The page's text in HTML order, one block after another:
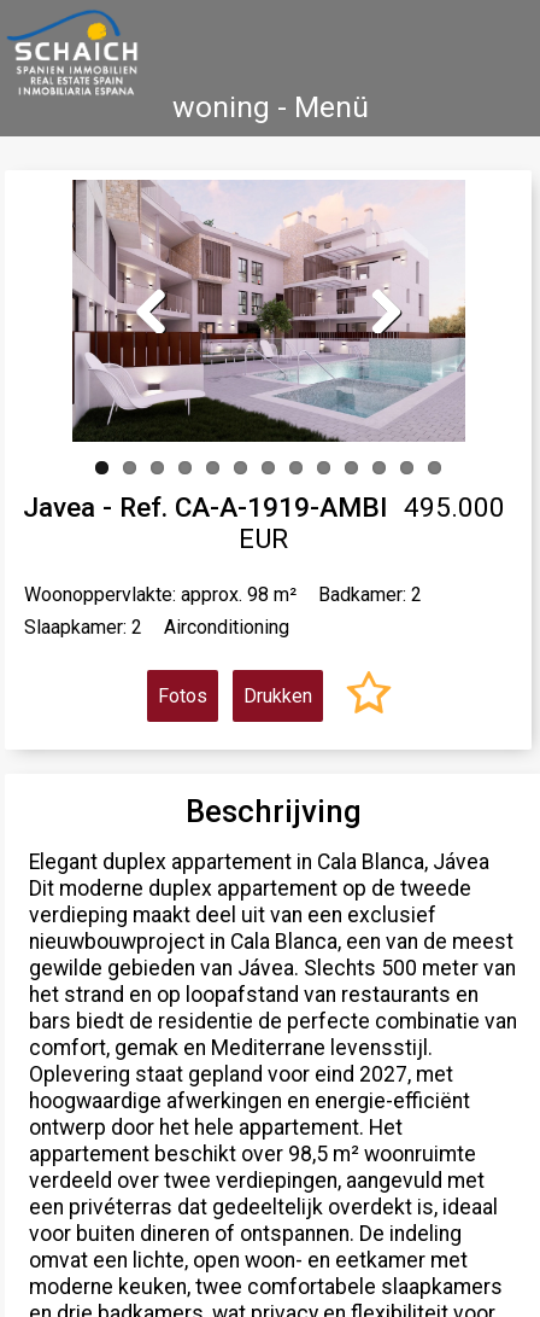
woning - Menü
Home Costa Blanca Koop
Nieuwbouw Informatie Referenties
Contact
Previous Next
Javea - Ref. CA-A-1919-AMBI 495.000
EUR
Woonoppervlakte: approx. 98 m²
Badkamer: 2
Slaapkamer: 2
Airconditioning
Fotos Drukken
Beschrijving
Elegant duplex appartement in Cala Blanca, Jávea
Dit moderne duplex appartement op de tweede
verdieping maakt deel uit van een exclusief
nieuwbouwproject in Cala Blanca, een van de meest
gewilde gebieden van Jávea. Slechts 500 meter van
het strand en op loopafstand van restaurants en
bars biedt de residentie de perfecte combinatie van
comfort, gemak en Mediterrane levensstijl.
Oplevering staat gepland voor eind 2027, met
hoogwaardige afwerkingen en energie-efficiënt
ontwerp door het hele appartement. Het
appartement beschikt over 98,5 m² woonruimte
verdeeld over twee verdiepingen, aangevuld met
een privéterras dat gedeeltelijk overdekt is, ideaal
voor buiten dineren of ontspannen. De indeling
omvat een lichte, open woon- en eetkamer met
moderne keuken, twee comfortabele slaapkamers